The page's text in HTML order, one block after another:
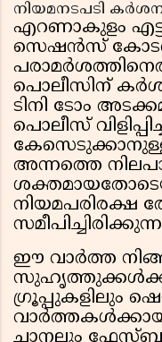
നിയമനടപടി
എറണാകുളം
സെഷൻസ്
പൊലീസിന്
ടിനി ടോം
പൊലീസ്
കേസെടുക്കാനുള്ള
അന്നത്തെ
നിയമപരിരക്ഷ
ഈ വാർത്ത
ഗ്രൂപ്പുകളിലും